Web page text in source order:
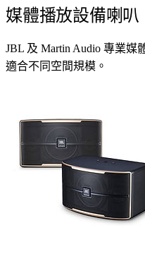
媒體播放設備喇叭
JBL 及 Martin Audio 專業媒
適合不同空間規模。